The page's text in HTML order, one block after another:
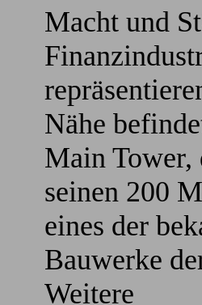
Macht und
Nähe
Main Tower,
seinen 200
eines der
Bauwerke
Weitere